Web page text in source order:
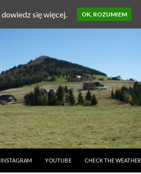
INSTAGRAM YOUTUBE CHECK THE WEATHER
dowiedz się więcej. OK, ROZUMIEM